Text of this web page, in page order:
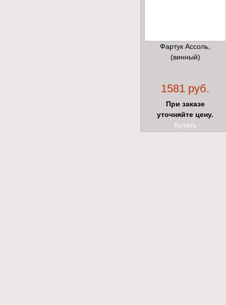
Фартук Ассоль,
(винный)
1581 руб.
При заказе
уточняйте цену.
Купить